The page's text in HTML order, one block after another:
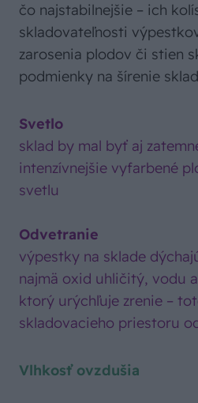
čo najstabilnejšie – ich
skladovateľnosti
zarosenia plodov či stien
podmienky na šírenie
Svetlo
sklad by mal byť aj
intenzívnejšie vyfarbené
svetlu
Odvetranie
výpestky na sklade
najmä oxid uhličitý, vodu
ktorý urýchľuje zrenie –
skladovacieho priestoru
Vlhkosť ovzdušia